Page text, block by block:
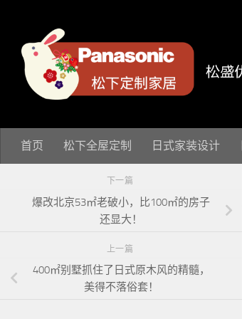
首页 松下全屋定制 日式家装设计
下一篇
爆改北京53㎡老破小，比100㎡的房子
还显大！
上一篇
400㎡别墅抓住了日式原木风的精髓，
美得不落俗套！